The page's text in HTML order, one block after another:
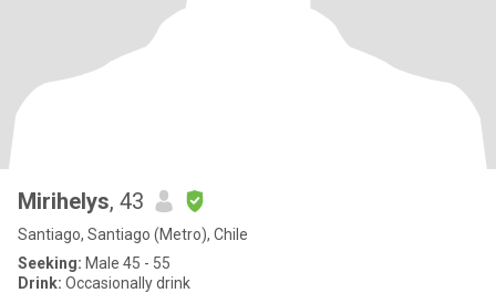
Mirihelys, 43
Santiago, Santiago (Metro), Chile
Seeking: Male 45 - 55
Drink: Occasionally drink